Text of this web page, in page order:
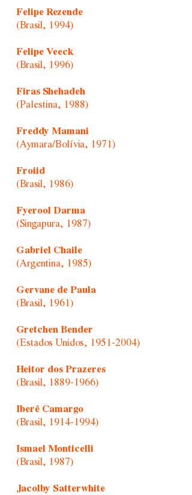
Felipe Rezende
(Brasil, 1994)
Felipe Veeck
(Brasil, 1996)
Firas Shehadeh
(Palestina, 1988)
Freddy Mamani
(Aymara/Bolívia, 1971)
Froiid
(Brasil, 1986)
Fyerool Darma
(Singapura, 1987)
Gabriel Chaile
(Argentina, 1985)
Gervane de Paula
(Brasil, 1961)
Gretchen Bender
(Estados Unidos, 1951-2004)
Heitor dos Prazeres
(Brasil, 1889-1966)
Iberê Camargo
(Brasil, 1914-1994)
Ismael Monticelli
(Brasil, 1987)
Jacolby Satterwhite